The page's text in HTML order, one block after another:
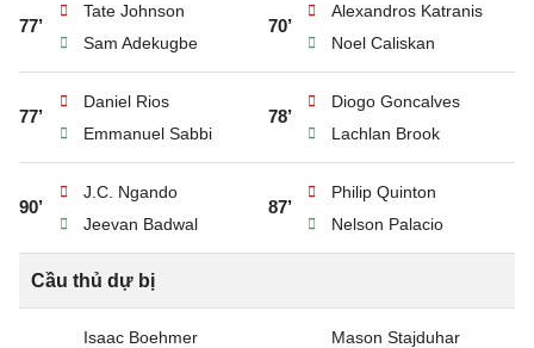
77’
Tate Johnson
Sam Adekugbe
70’
Alexandros Katranis
Noel Caliskan
77’
Daniel Rios
Emmanuel Sabbi
78’
Diogo Goncalves
Lachlan Brook
90’
J.C. Ngando
Jeevan Badwal
87’
Philip Quinton
Nelson Palacio
Cầu thủ dự bị
Isaac Boehmer Mason Stajduhar